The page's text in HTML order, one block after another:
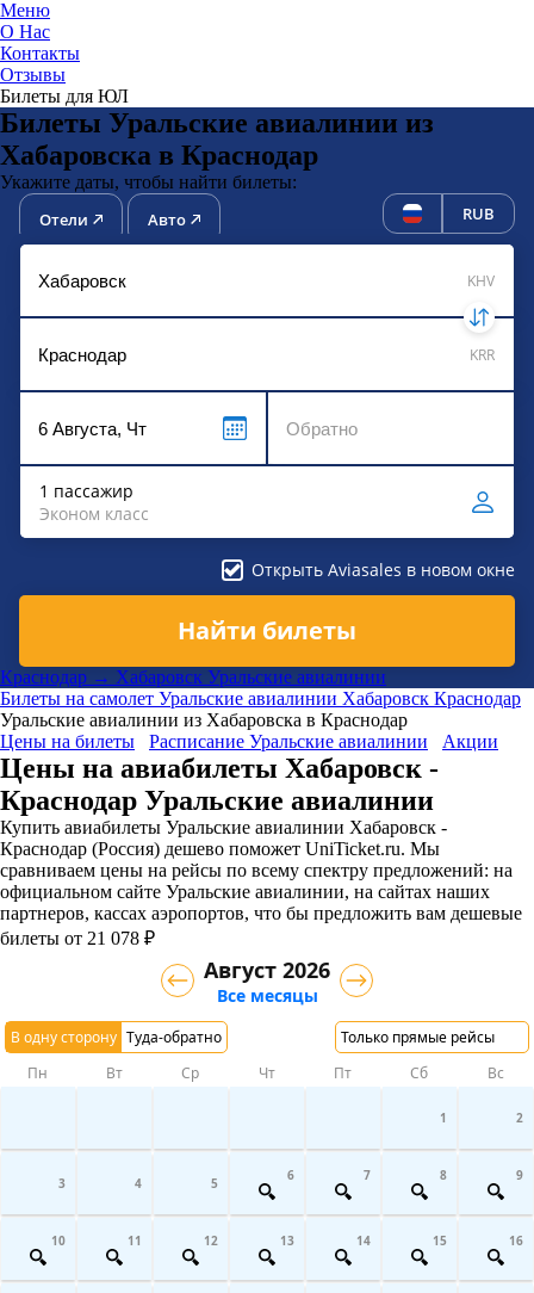
Меню
О Нас
Контакты
Отзывы
Билеты для ЮЛ
Билеты Уральские авиалинии из
Хабаровска в Краснодар
Укажите даты, чтобы найти билеты:
Отели Авто RUB
KHV
KRR
1 пассажир
Эконом класс
Открыть Aviasales в новом окне
Найти билеты
Краснодар → Хабаровск Уральские авиалинии
Билеты на самолет Уральские авиалинии Хабаровск Краснодар
Уральские авиалинии из Хабаровска в Краснодар
Цены на билеты
Расписание Уральские авиалинии Акции
Цены на авиабилеты Хабаровск -
Краснодар Уральские авиалинии
Купить авиабилеты Уральские авиалинии Хабаровск -
Краснодар (Россия) дешево поможет UniTicket.ru. Мы
сравниваем цены на рейсы по всему спектру предложений: на
официальном сайте Уральские авиалинии, на сайтах наших
партнеров, кассах аэропортов, что бы предложить вам дешевые
билеты от 21 078 ₽
В одну сторону Туда-обратно Только прямые рейсы
Август 2026
Все месяцы
Пн Вт Ср Чт Пт Сб Вс
1 2
3 4 5 6 7 8 9
10 11 12 13 14 15 16